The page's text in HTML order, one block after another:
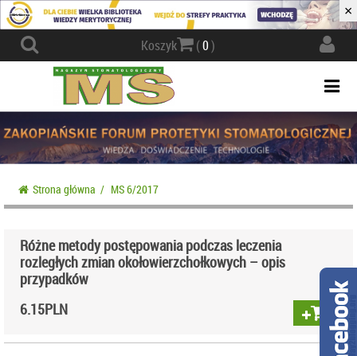
×
Koszyk (0)
Strona główna / MS 6/2017
Różne metody postępowania podczas leczenia
rozległych zmian okołowierzchołkowych – opis
przypadków
6.15PLN